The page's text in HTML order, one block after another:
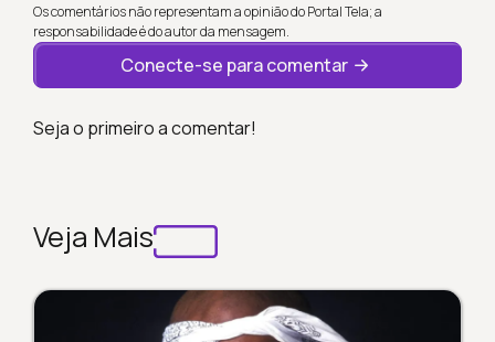
Os comentários não representam a opinião do Portal Tela; a
responsabilidade é do autor da mensagem.
Conecte-se para comentar
Seja o primeiro a comentar!
Veja Mais